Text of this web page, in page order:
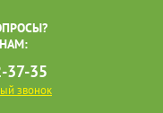
37-35
звонок